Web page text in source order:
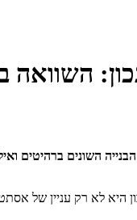
השוואה
השונים ברהיטים
היא לא רק עניין של